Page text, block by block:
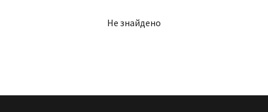
Не знайдено